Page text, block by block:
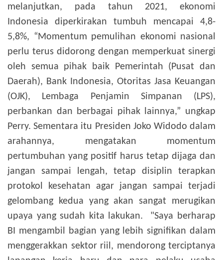
melanjutkan, pada tahun 2021, ekonomi
Indonesia diperkirakan tumbuh mencapai 4,8-
5,8%, “Momentum pemulihan ekonomi nasional
perlu terus didorong dengan memperkuat sinergi
oleh semua pihak baik Pemerintah (Pusat dan
Daerah), Bank Indonesia, Otoritas Jasa Keuangan
(OJK), Lembaga Penjamin Simpanan (LPS),
perbankan dan berbagai pihak lainnya,” ungkap
Perry.Sementara itu Presiden Joko Widodo dalam
arahannya, mengatakan momentum
pertumbuhan yang positif harus tetap dijaga dan
jangan sampai lengah, tetap disiplin terapkan
protokol kesehatan agar jangan sampai terjadi
gelombang kedua yang akan sangat merugikan
upaya yang sudah kita lakukan. "Saya berharap
BI mengambil bagian yang lebih signifikan dalam
menggerakkan sektor riil, mendorong terciptanya